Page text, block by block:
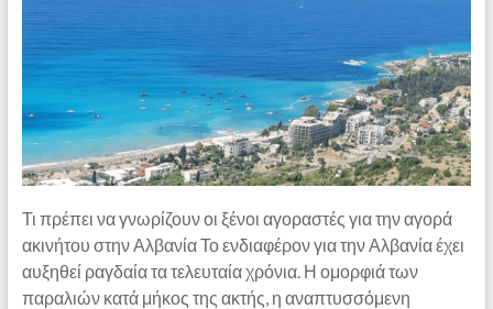
Τι πρέπει να γνωρίζουν οι ξένοι αγοραστές για την αγορά
ακινήτου στην Αλβανία Το ενδιαφέρον για την Αλβανία έχει
αυξηθεί ραγδαία τα τελευταία χρόνια. Η ομορφιά των
παραλιών κατά μήκος της ακτής, η αναπτυσσόμενη